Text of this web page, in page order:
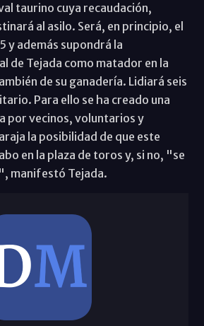
taurino cuya recaudación,
al asilo. Será, en principio, el
y además supondrá la
de Tejada como matador en la
de su ganadería. Lidiará seis
Para ello se ha creado una
por vecinos, voluntarios y
la posibilidad de que este
en la plaza de toros y, si no, "se
manifestó Tejada.